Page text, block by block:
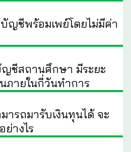
บัญชีพร้อมเพย์โดยไม่มีค่า
ชีสถานศึกษา มีระยะ
นภายในกี่วันทำการ
ารถมารับเงินทุนได้ จะ
ย่างไร